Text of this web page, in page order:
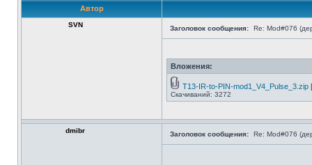
Автор
SVN Заголовок сообщения: Re: Mod#076
Вложения:
T13-IR-to-PIN-mod1_V4_Pulse_3.zip
Скачиваний: 3272
dmibr Заголовок сообщения: Re: Mod#076